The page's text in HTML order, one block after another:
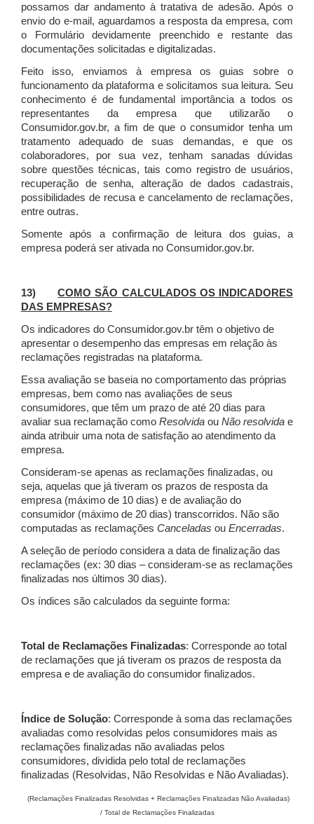
possamos dar andamento à tratativa de adesão. Após o
envio do e-mail, aguardamos a resposta da empresa, com
o Formulário devidamente preenchido e restante das
documentações solicitadas e digitalizadas.
Feito isso, enviamos à empresa os guias sobre o
funcionamento da plataforma e solicitamos sua leitura. Seu
conhecimento é de fundamental importância a todos os
representantes da empresa que utilizarão o
Consumidor.gov.br, a fim de que o consumidor tenha um
tratamento adequado de suas demandas, e que os
colaboradores, por sua vez, tenham sanadas dúvidas
sobre questões técnicas, tais como registro de usuários,
recuperação de senha, alteração de dados cadastrais,
possibilidades de recusa e cancelamento de reclamações,
entre outras.
Somente após a confirmação de leitura dos guias, a
empresa poderá ser ativada no Consumidor.gov.br.
13)COMO SÃO CALCULADOS OS INDICADORES
DAS EMPRESAS?
Os indicadores do Consumidor.gov.br têm o objetivo de
apresentar o desempenho das empresas em relação às
reclamações registradas na plataforma.
Essa avaliação se baseia no comportamento das próprias
empresas, bem como nas avaliações de seus
consumidores, que têm um prazo de até 20 dias para
avaliar sua reclamação como Resolvida ou Não resolvida e
ainda atribuir uma nota de satisfação ao atendimento da
empresa.
Consideram-se apenas as reclamações finalizadas, ou
seja, aquelas que já tiveram os prazos de resposta da
empresa (máximo de 10 dias) e de avaliação do
consumidor (máximo de 20 dias) transcorridos. Não são
computadas as reclamações Canceladas ou Encerradas.
A seleção de período considera a data de finalização das
reclamações (ex: 30 dias – consideram-se as reclamações
finalizadas nos últimos 30 dias).
Os índices são calculados da seguinte forma:
Total de Reclamações Finalizadas: Corresponde ao total
de reclamações que já tiveram os prazos de resposta da
empresa e de avaliação do consumidor finalizados.
Índice de Solução: Corresponde à soma das reclamações
avaliadas como resolvidas pelos consumidores mais as
reclamações finalizadas não avaliadas pelos
consumidores, dividida pelo total de reclamações
finalizadas (Resolvidas, Não Resolvidas e Não Avaliadas).
(Reclamações Finalizadas Resolvidas + Reclamações Finalizadas Não Avaliadas)
/ Total de Reclamações Finalizadas